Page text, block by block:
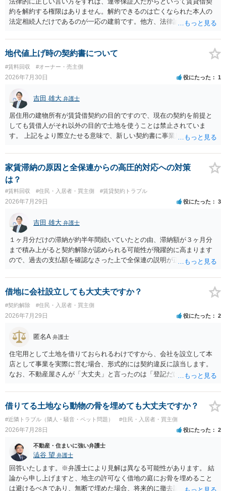
約を解約する権限はありません。解約できるのは亡くなられた本人の
法定相続人だけであるのが一応の建前です。他方、法律論はさてお
する動機づけがなくなります。 今回進められつつある手続はあくまで
も、建物を賃貸人に一日も早く明け渡すための便宜的方法として理解
するのが良いと思います。またその方法で進めた方が、連帯保証人で
あるお知り合いさんにとっても、自身の経済的負担を最小限に食い止
められるため望ましいやり方だといえます。
地代値上げ時の契約書について
#賃料回収 #オーナー・売主側
2026年7月30日 役にたった 1
吉田 雄大 弁護士
居住用の建物所有が賃貸借契約の目的ですので、現在の契約を前提と
しても賃借人がそれ以外の目的で土地を使うことは禁止されていま
す。 上記をより際立たせる意味で、新しい契約書に事業用として用い
交渉である以上賃借人が拒んだ場合には入りませんが、提案するのは
良い方法と思います。
家賃滞納の原因と全保連からの高圧的対応への対策
は？
#賃料回収 #住民・入居者・買主側 #賃貸契約トラブル
2026年7月29日 役にたった 3
吉田 雄大 弁護士
１ヶ月分だけの滞納が約半年間続いていたとの由、滞納額が３ヶ月分
まで積み上がると契約解除が認められる可能性が飛躍的に高まります
ので、過去の支払額を確認なさった上で全保連の説明が正しければ、
た理由は気になるところですが、中身のある返答は期待できないと思
います。
借地に会社設立しても大丈夫ですか？
#契約解除 #住民・入居者・買主側
2026年7月29日 役にたった 2
匿名A 弁護士
住宅用として土地を借りておられるわけですから、会社を設立して本
店として事業を実際に営む場合、形式的には契約違反に該当します。
なお、不動産屋さんが「大丈夫」と言ったのは「登記だけなら実務上
れますが、これは法的な保証ではありません。 ただ、解除まで認めら
れるかどうかについては信頼関係が破壊されたかどうかで判断されま
すので、建物を事務所・店舗用に大きく改築する等までなさらない限
り、リスクはそれほど大きくないかもしれません。 しかしそれでも、
大家さんが契約違反を口実に、将来の更新時に更新料の上乗せを要求
したり、立ち退きを迫る材料に使ったりする可能性は否定できませ
ん。
借りてる土地なら動物の骨を埋めても大丈夫ですか？
#近隣トラブル（隣人・騒音・ペット問題） #住民・入居者・買主側
2026年7月28日 役にたった 2
不動産・住まいに強い弁護士
澁谷 望 弁護士
回答いたします。※弁護士により見解は異なる可能性があります。 結
論から申し上げますと、地主の許可なく借地の庭にお骨を埋めること
は避けるべきであり、無断で埋めた場合、将来的に撤去請求や退去時